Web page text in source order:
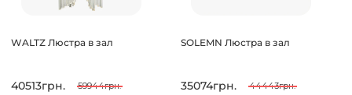
WALTZ Люстра в зал
40513грн. 59944грн.
SOLEMN Люстра в зал
35074грн. 44443грн.